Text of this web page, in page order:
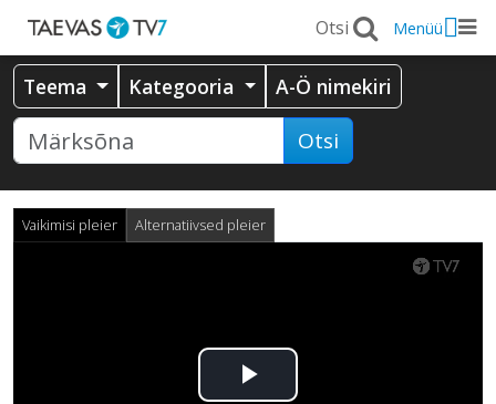
Menüü
Teema Kategooria A-Ö nimekiri
Otsi
Vaikimisi pleier Alternatiivsed pleier